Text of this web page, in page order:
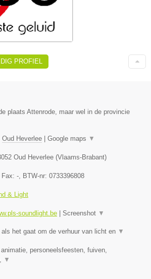
PROFIEL
plaats Attenrode, maar wel in de provincie
Oud Heverlee Google maps ▼
Oud Heverlee (Vlaams-Brabant)
, Fax: - , BTW-nr: 0733396808
& Light
soundlight.be Screenshot ▼
het gaat om de verhuur van licht en ▼
personeelsfeesten, fuiven,
▼